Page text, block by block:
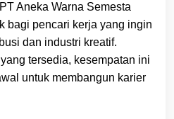
Aneka Warna Semesta
bagi pencari kerja yang ingin
dan industri kreatif.
tersedia, kesempatan ini
untuk membangun karier